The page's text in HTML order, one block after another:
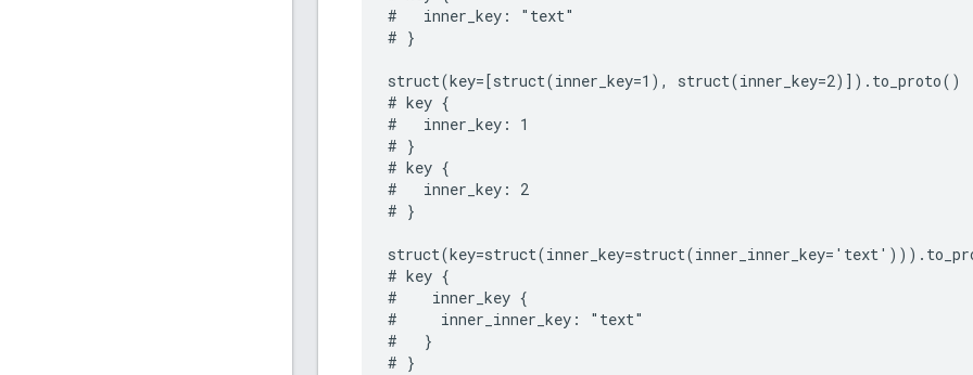
#   inner_key: "text"
# }
struct(key=[struct(inner_key=1), struct(inner_key=2)]).to_proto()
# key {
#   inner_key: 1
# }
# key {
#   inner_key: 2
# }
# key {
#    inner_key {
#     inner_inner_key: "text"
#   }
# }